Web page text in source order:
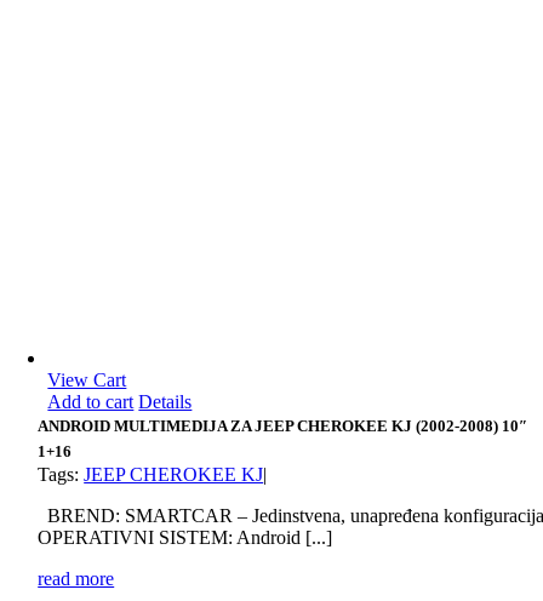
View Cart
Add to cart Details
ANDROID MULTIMEDIJA ZA JEEP CHEROKEE KJ (2002-2008) 10″
1+16
Tags:JEEP CHEROKEE KJ|
BREND: SMARTCAR – Jedinstvena, unapređena
OPERATIVNI SISTEM: Android [...]
read more